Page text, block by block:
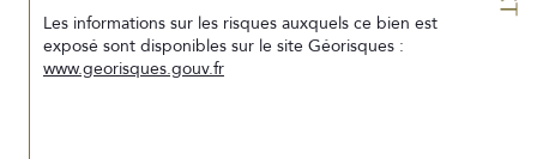
Les informations sur les risques auxquels ce bien est
exposé sont disponibles sur le site Géorisques :
www.georisques.gouv.fr